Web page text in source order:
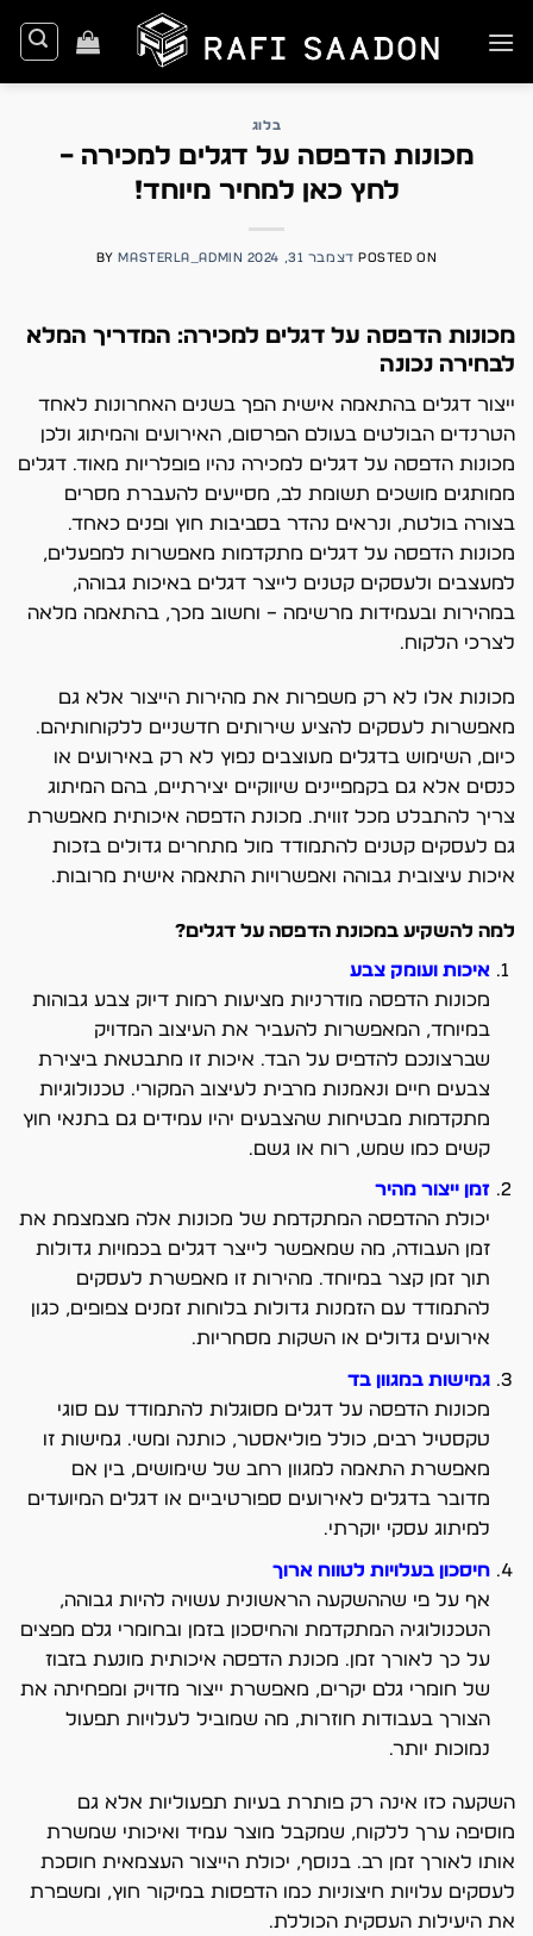
to
בלוג
מכונות הדפסה על דגלים למכירה –
לחץ כאן למחיר מיוחד!
POSTED ON דצמבר 31, 2024 BY MASTERLA_ADMIN
מכונות הדפסה על דגלים למכירה: המדריך המלא
לבחירה נכונה
ייצור דגלים בהתאמה אישית הפך בשנים האחרונות לאחד
הטרנדים הבולטים בעולם הפרסום, האירועים והמיתוג ולכן
מכונות הדפסה על דגלים למכירה נהיו פופלריות מאוד. דגלים
ממותגים מושכים תשומת לב, מסייעים להעברת מסרים
בצורה בולטת, ונראים נהדר בסביבות חוץ ופנים כאחד.
מכונות הדפסה על דגלים מתקדמות מאפשרות למפעלים,
למעצבים ולעסקים קטנים לייצר דגלים באיכות גבוהה,
במהירות ובעמידות מרשימה – וחשוב מכך, בהתאמה מלאה
לצרכי הלקוח.
מכונות אלו לא רק משפרות את מהירות הייצור אלא גם
מאפשרות לעסקים להציע שירותים חדשניים ללקוחותיהם.
כיום, השימוש בדגלים מעוצבים נפוץ לא רק באירועים או
כנסים אלא גם בקמפיינים שיווקיים יצירתיים, בהם המיתוג
צריך להתבלט מכל זווית. מכונת הדפסה איכותית מאפשרת
גם לעסקים קטנים להתמודד מול מתחרים גדולים בזכות
איכות עיצובית גבוהה ואפשרויות התאמה אישית מרובות.
למה להשקיע במכונת הדפסה על דגלים?
איכות ועומק צבע
מכונות הדפסה מודרניות מציעות רמות דיוק צבע גבוהות
במיוחד, המאפשרות להעביר את העיצוב המדויק
שברצונכם להדפיס על הבד. איכות זו מתבטאת ביצירת
צבעים חיים ונאמנות מרבית לעיצוב המקורי. טכנולוגיות
מתקדמות מבטיחות שהצבעים יהיו עמידים גם בתנאי חוץ
קשים כמו שמש, רוח או גשם.
זמן ייצור מהיר
יכולת ההדפסה המתקדמת של מכונות אלה מצמצמת את
זמן העבודה, מה שמאפשר לייצר דגלים בכמויות גדולות
תוך זמן קצר במיוחד. מהירות זו מאפשרת לעסקים
להתמודד עם הזמנות גדולות בלוחות זמנים צפופים, כגון
אירועים גדולים או השקות מסחריות.
גמישות במגוון בד
מכונות הדפסה על דגלים מסוגלות להתמודד עם סוגי
טקסטיל רבים, כולל פוליאסטר, כותנה ומשי. גמישות זו
מאפשרת התאמה למגוון רחב של שימושים, בין אם
מדובר בדגלים לאירועים ספורטיביים או דגלים המיועדים
למיתוג עסקי יוקרתי.
חיסכון בעלויות לטווח ארוך
אף על פי שההשקעה הראשונית עשויה להיות גבוהה,
הטכנולוגיה המתקדמת והחיסכון בזמן ובחומרי גלם מפצים
על כך לאורך זמן. מכונת הדפסה איכותית מונעת בזבוז
של חומרי גלם יקרים, מאפשרת ייצור מדויק ומפחיתה את
הצורך בעבודות חוזרות, מה שמוביל לעלויות תפעול
נמוכות יותר.
השקעה כזו אינה רק פותרת בעיות תפעוליות אלא גם
מוסיפה ערך ללקוח, שמקבל מוצר עמיד ואיכותי שמשרת
אותו לאורך זמן רב. בנוסף, יכולת הייצור העצמאית חוסכת
לעסקים עלויות חיצוניות כמו הדפסות במיקור חוץ, ומשפרת
את היעילות העסקית הכוללת.